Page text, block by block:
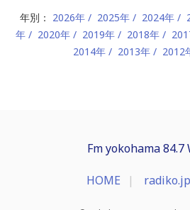
年別： 2026年 2025年 2024年
年
2020年 2019年 2018年
2014年
2013年 2012
Fm yokohama 84.7
HOME